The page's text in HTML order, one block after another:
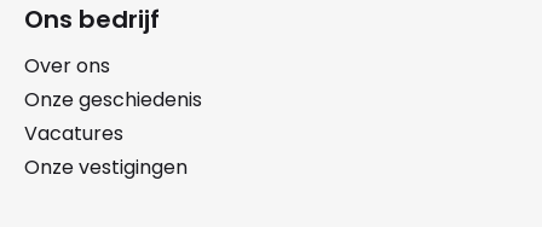
Ons bedrijf
Over ons
Onze geschiedenis
Vacatures
Onze vestigingen